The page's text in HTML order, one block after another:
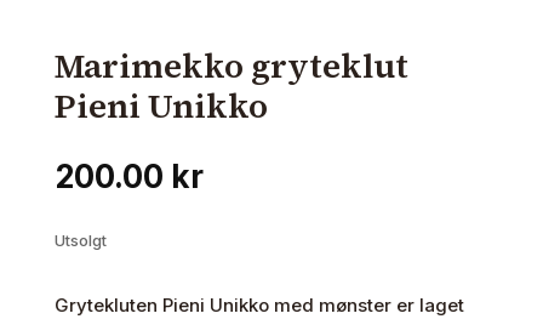
Marimekko gryteklut
Pieni Unikko
200.00 kr
Utsolgt
Grytekluten Pieni Unikko med mønster er laget